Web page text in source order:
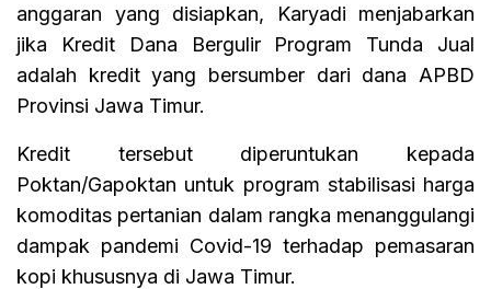
anggaran yang disiapkan, Karyadi menjabarkan
jika Kredit Dana Bergulir Program Tunda Jual
adalah kredit yang bersumber dari dana APBD
Provinsi Jawa Timur.
Kredit tersebut diperuntukan kepada
Poktan/Gapoktan untuk program stabilisasi harga
komoditas pertanian dalam rangka menanggulangi
dampak pandemi Covid-19 terhadap pemasaran
kopi khususnya di Jawa Timur.